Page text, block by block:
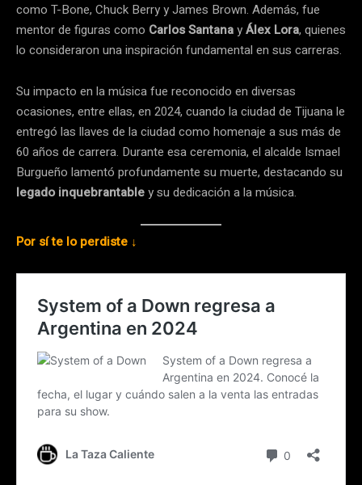
como T-Bone, Chuck Berry y James Brown. Además, fue
mentor de figuras como Carlos SantanayÁlex Lora, quienes
lo consideraron una inspiración fundamental en sus carreras.
Su impacto en la música fue reconocido en diversas
ocasiones, entre ellas, en 2024, cuando la ciudad de Tijuana le
entregó las llaves de la ciudad como homenaje a sus más de
60 años de carrera. Durante esa ceremonia, el alcalde Ismael
Burgueño lamentó profundamente su muerte, destacando su
legado inquebrantabley su dedicación a la música.
Por sí te lo perdiste ↓